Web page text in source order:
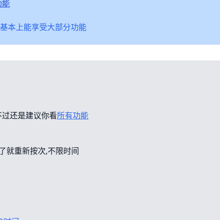
能
基本上能享受大部分功能
还是建议你看所有功能
就重新按次,不限时间